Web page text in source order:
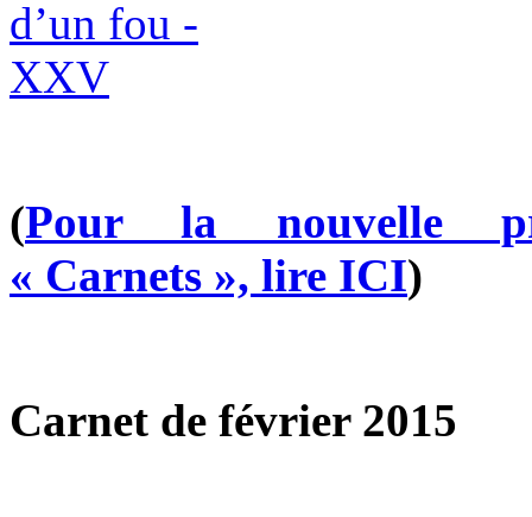
(Pour la nouvelle
« Carnets », lire ICI)
Carnet de février2015